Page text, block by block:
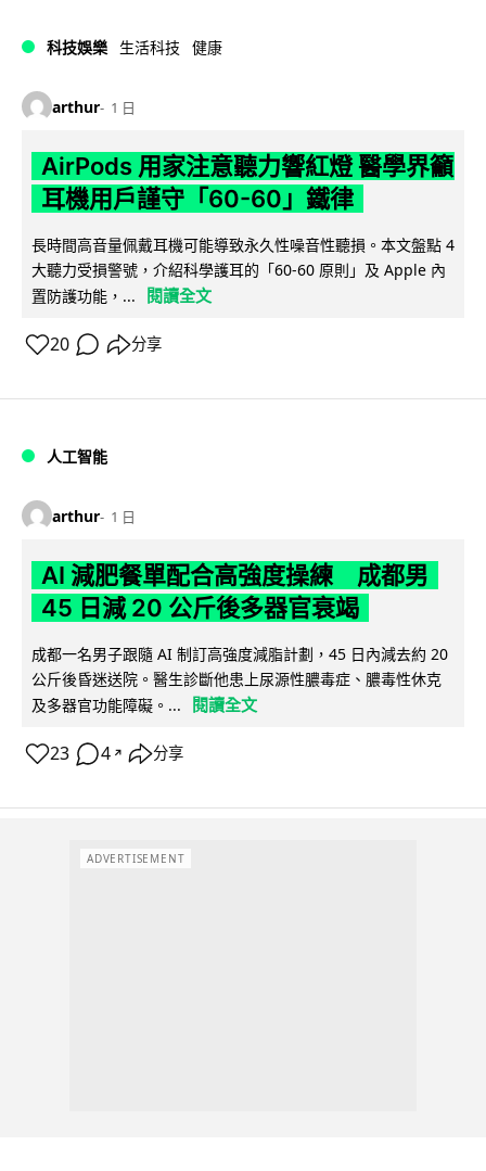
科技娛樂 生活科技 健康
arthur 1 日
AirPods 用家注意聽力響紅燈 醫學界籲
耳機用戶謹守「60-60」鐵律
長時間高音量佩戴耳機可能導致永久性噪音性聽損。本文盤點 4
大聽力受損警號，介紹科學護耳的「60-60 原則」及 Apple 內
置防護功能，...
閱讀全文
20 分享
人工智能
arthur 1 日
AI 減肥餐單配合高強度操練 成都男
45 日減 20 公斤後多器官衰竭
成都一名男子跟隨 AI 制訂高強度減脂計劃，45 日內減去約 20
公斤後昏迷送院。醫生診斷他患上尿源性膿毒症、膿毒性休克
及多器官功能障礙。...
閱讀全文
23 4 ↗ 分享
ADVERTISEMENT